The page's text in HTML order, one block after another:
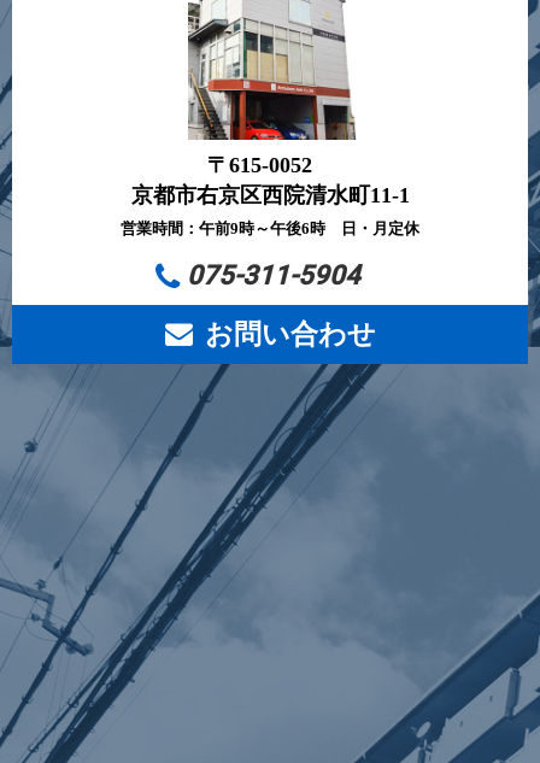
〒615-0052
京都市右京区西院清水町11-1
営業時間：午前9時～午後6時 日・月定休
075-311-5904
お問い合わせ